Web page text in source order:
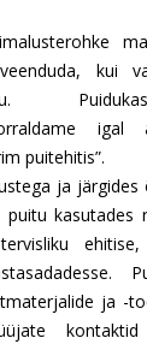
kui
igal
puitehitis”.
ja järgides
kasutades
ja -